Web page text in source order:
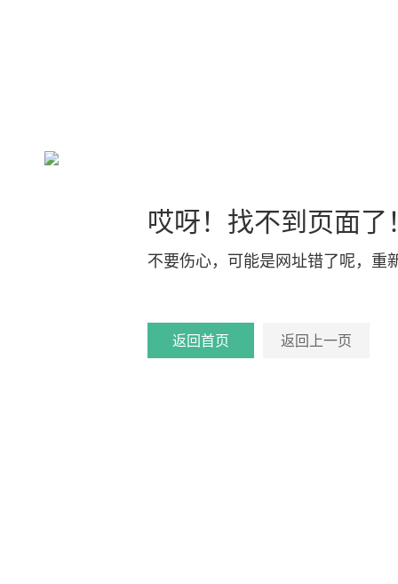
哎呀！找不到页面了
不要伤心，可能是网址错了呢，重
返回首页 返回上一页